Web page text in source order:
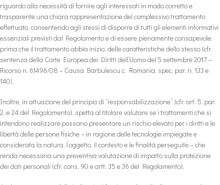
riguardo alla necessità di fornire agli interessati in modo corretto e
trasparente una chiara rappresentazione del complessivo trattamento
effettuato, consentendo agli stessi di disporre di tutti gli elementi informativi
essenziali previsti dal Regolamento e di essere pienamente consapevole,
prima che il trattamento abbia inizio, delle caratteristiche dello stesso (cfr.
sentenza della Corte Europea dei Diritti dell’Uomo del 5 settembre 2017 –
Ricorso n. 61496/08 – Causa Barbulescu c. Romania, spec. par. n. 133 e
140).
Inoltre, in attuazione del principio di “responsabilizzazione” (cfr. art. 5, par.
2, e 24 del Regolamento), spetta al titolare valutare se i trattamenti che si
intendono realizzare possano presentare un rischio elevato per i diritti e le
libertà delle persone fisiche – in ragione delle tecnologie impiegate e
considerata la natura, l’oggetto, il contesto e le finalità perseguite – che
renda necessaria una preventiva valutazione di impatto sulla protezione
dei dati personali (cfr. cons. 90 e artt. 35 e 36 del Regolamento).